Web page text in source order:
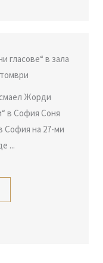
гласове“ в зала
Жорди
в София Соня
София на 27-ми
...